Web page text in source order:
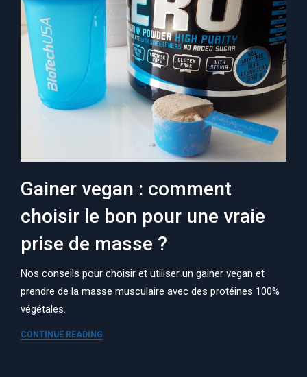
Gainer vegan : comment
choisir le bon pour une vraie
prise de masse ?
Nos conseils pour choisir et utiliser un gainer vegan et
prendre de la masse musculaire avec des protéines 100%
végétales.
CONTINUE READING